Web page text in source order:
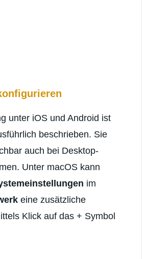
unter iOS und Android ist
beschrieben. Sie
auch bei Desktop-
Unter macOS kann
im
eine zusätzliche
Klick auf das + Symbol